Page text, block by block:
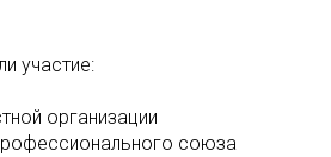
участие:
организации
союза